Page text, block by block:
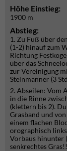
Höhe Einstieg:
1900 m
Abstieg:
1. Zu Fuß über
(1-2) hinauf zum
Richtung
über das
zur Vereinigung
Steinmänner (3
2. Abseilen: Vom
in die Rinne
(klettern bis 2).
Grasband und
einem flachen
orographisch
Vorbaus hinunter
senkrechtes